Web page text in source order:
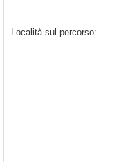
Località sul percorso: